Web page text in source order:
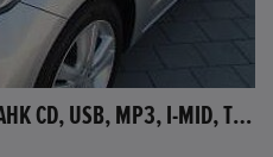
HONDA JAZZ 1.4 ELEGANCE, AHK CD, USB, MP3, I-MID, TEMPOMAT, AUX-IN